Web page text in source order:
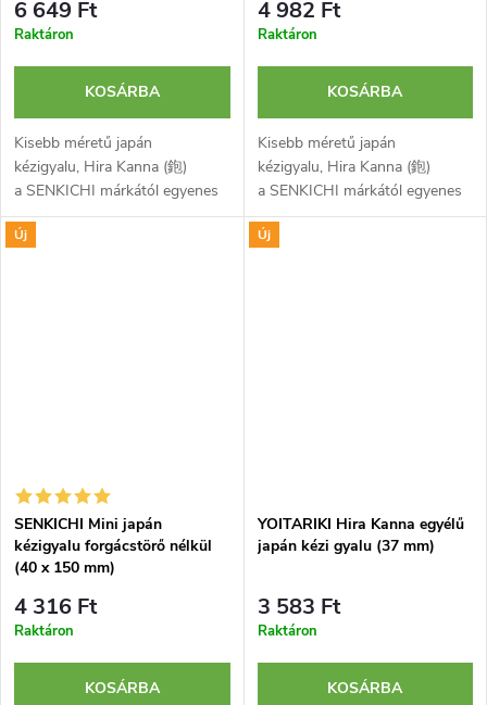
6 649 Ft
Raktáron
KOSÁRBA
Kisebb méretű japán
kézigyalu, Hira Kanna (鉋)
a SENKICHI márkától egyenes
pengével fa általános
megmunkálásához,
4 982 Ft
Raktáron
KOSÁRBA
Kisebb méretű japán
kézigyalu, Hira Kanna (鉋)
a SENKICHI márkától egyenes
pengével fa általános
megmunkálásához,
Új
SENKICHI Mini japán
kézigyalu forgácstörő nélkül
(40 x 150 mm)
4 316 Ft
Raktáron
KOSÁRBA
Új
YOITARIKI Hira Kanna egyélű
japán kézi gyalu (37 mm)
3 583 Ft
Raktáron
KOSÁRBA